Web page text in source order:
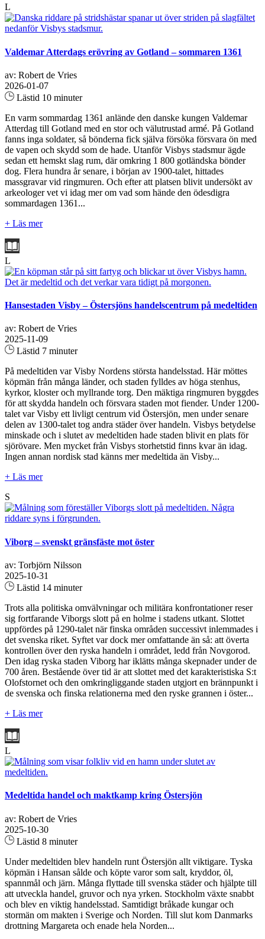
L
Valdemar Atterdags erövring av Gotland – sommaren 1361
av: Robert de Vries
2026-01-07
Lästid 10 minuter
En varm sommardag 1361 anlände den danske kungen Valdemar
Atterdag till Gotland med en stor och välutrustad armé. På Gotland
fanns inga soldater, så bönderna fick själva försöka försvara ön med
de vapen och skydd som de hade. Utanför Visbys stadsmur ägde
sedan ett hemskt slag rum, där omkring 1 800 gotländska bönder
dog. Flera hundra år senare, i början av 1900-talet, hittades
massgravar vid ringmuren. Och efter att platsen blivit undersökt av
arkeologer vet vi idag mer om vad som hände den ödesdigra
sommardagen 1361...
+ Läs mer
L
Hansestaden Visby – Östersjöns handelscentrum på medeltiden
av: Robert de Vries
2025-11-09
Lästid 7 minuter
På medeltiden var Visby Nordens största handelsstad. Här möttes
köpmän från många länder, och staden fylldes av höga stenhus,
kyrkor, kloster och myllrande torg. Den mäktiga ringmuren byggdes
för att skydda handeln och försvara staden mot fiender. Under 1200-
talet var Visby ett livligt centrum vid Östersjön, men under senare
delen av 1300-talet tog andra städer över handeln. Visbys betydelse
minskade och i slutet av medeltiden hade staden blivit en plats för
sjörövare. Men mycket från Visbys storhetstid finns kvar än idag.
Ingen annan nordisk stad känns mer medeltida än Visby...
+ Läs mer
S
Viborg – svenskt gränsfäste mot öster
av: Torbjörn Nilsson
2025-10-31
Lästid 14 minuter
Trots alla politiska omvälvningar och militära konfrontationer reser
sig fortfarande Viborgs slott på en holme i stadens utkant. Slottet
uppfördes på 1290-talet när finska områden successivt inlemmades i
det svenska riket. Syftet var dock mer omfattande än så: att överta
kontrollen över den ryska handeln i området, ledd från Novgorod.
Den idag ryska staden Viborg har iklätts många skepnader under de
700 åren. Bestående över tid är att slottet med det karakteristiska S:t
Olofstornet och den omkringliggande staden utgjort en brännpunkt i
de svenska och finska relationerna med den ryske grannen i öster...
+ Läs mer
L
Medeltida handel och maktkamp kring Östersjön
av: Robert de Vries
2025-10-30
Lästid 8 minuter
Under medeltiden blev handeln runt Östersjön allt viktigare. Tyska
köpmän i Hansan sålde och köpte varor som salt, kryddor, öl,
spannmål och järn. Många flyttade till svenska städer och hjälpte till
att utveckla handel, gruvor och nya yrken. Stockholm växte snabbt
och blev en viktig handelsstad. Samtidigt bråkade kungar och
stormän om makten i Sverige och Norden. Till slut kom Danmarks
drottning Margareta och enade hela Norden...